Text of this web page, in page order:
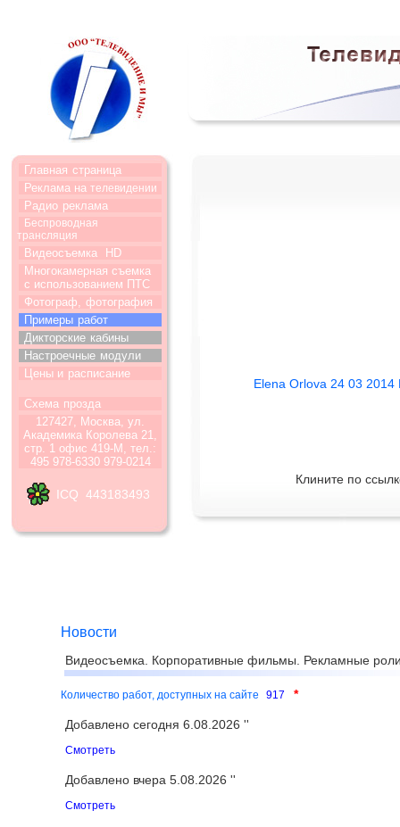
Главная страница
Реклама на телевидении
Радио реклама
Беспроводная
трансляция
Видеосъемка
HD
Многокамерная съемка
с использованием ПТС
Фотограф, фотография
Примеры работ
Дикторские кабины
Настроечные модули
Цены и расписание
Схема прозда
127427, Москва, ул.
Академика Королева 21,
стр. 1 офис 419-М, тел.:
495 978-6330 979-0214
ICQ 443183493
Elena Orlova 24 03
Клините по
Новости
Видеосъемка. Корпоративные фильмы. Рекламные
Количество работ, доступных на сайте 917 *
Добавлено сегодня 6.08.2026 ''
Смотреть
Добавлено вчера 5.08.2026 ''
Смотреть